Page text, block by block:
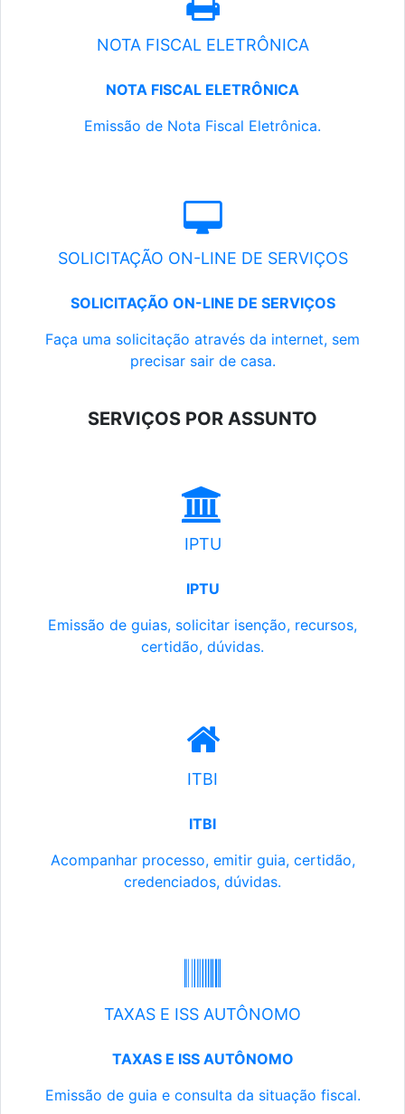
NOTA FISCAL ELETRÔNICA
NOTA FISCAL ELETRÔNICA
Emissão de Nota Fiscal Eletrônica.
SOLICITAÇÃO ON-LINE DE SERVIÇOS
SOLICITAÇÃO ON-LINE DE SERVIÇOS
Faça uma solicitação através da internet, sem
precisar sair de casa.
SERVIÇOS POR ASSUNTO
IPTU
IPTU
Emissão de guias, solicitar isenção, recursos,
certidão, dúvidas.
ITBI
ITBI
Acompanhar processo, emitir guia, certidão,
credenciados, dúvidas.
TAXAS E ISS AUTÔNOMO
TAXAS E ISS AUTÔNOMO
Emissão de guia e consulta da situação fiscal.